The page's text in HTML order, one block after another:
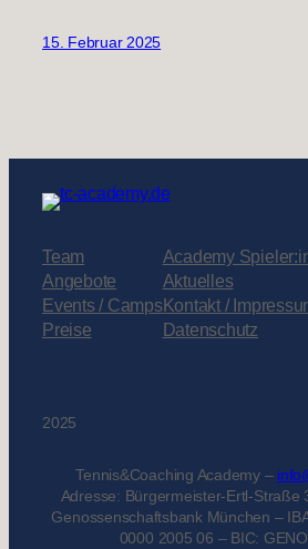
15. Februar 2025
Team
Angebote
Events / Camps
Preise
Academy
Aktuelles
Kontakt /
Datenschutz
2025
Tennis&Coaching Academy –
Adresse: Bürgermeister-Ertl-Straße
Genossenschaftsbank München –
0000 2005 06 – BIC: